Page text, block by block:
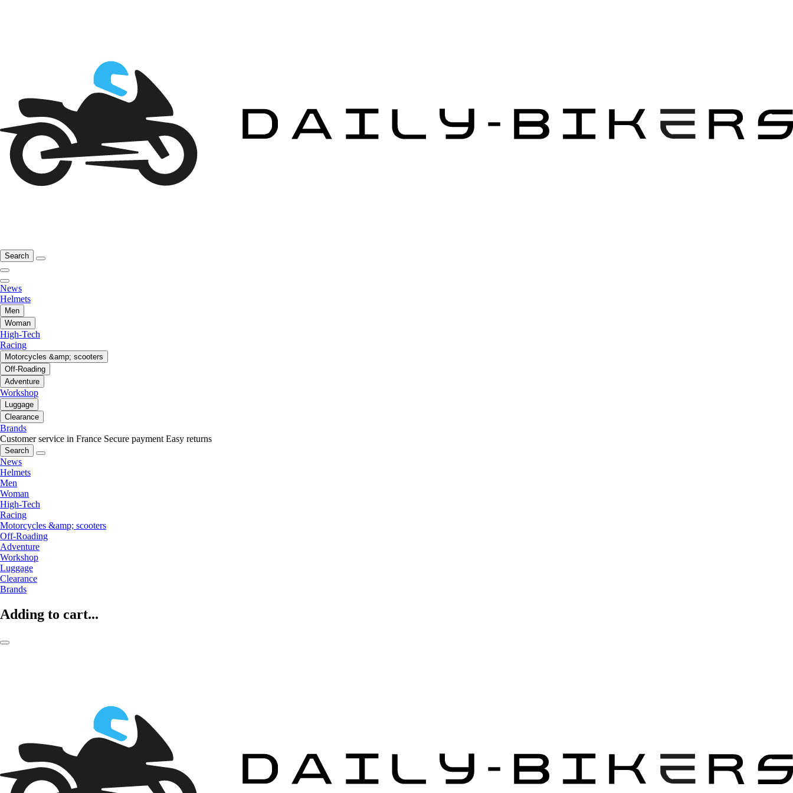
Search
News
Helmets
Men
Woman
High-Tech
Racing
Motorcycles &amp; scooters
Off-Roading
Adventure
Workshop
Luggage
Clearance
Brands
Customer service in France Secure payment Easy returns
Search
News
Helmets
Men
Woman
High-Tech
Racing
Motorcycles &amp; scooters
Off-Roading
Adventure
Workshop
Luggage
Clearance
Brands
Adding to cart...